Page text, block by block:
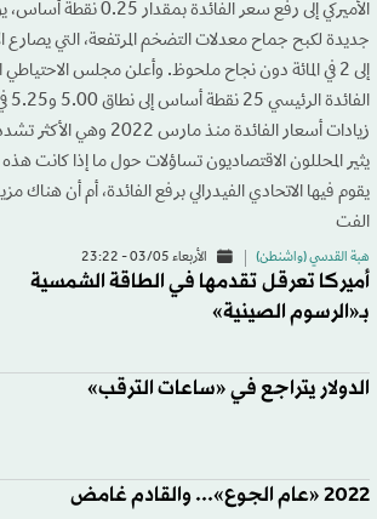
الأميركي إلى رفع سعر الفائدة
جديدة لكبح جماح معدلات التضخم المرتفعة، التي يصارع
إلى 2 في المائة دون نجاح ملحوظ. وأعلن مجلس
يثير المحللون الاقتصاديون تساؤلات حول ما إذا كانت
يقوم فيها الاتحادي الفيدرالي برفع الفائدة، أم أن هناك
الفت
هبة القدسي (واشنطن) الأربعاء 03/05 - 23:22
أميركا تعرقل تقدمها في الطاقة الشمسية
بـ«الرسوم الصينية»
الدولار يتراجع في «ساعات الترقب»
2022 «عام الجوع»... والقادم غامض